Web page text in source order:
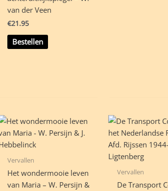
van der Veen
€21.95
Bestellen
Vervallen
Het wondermooie leven
van Maria – W. Persijn &
Vervallen
De Transport